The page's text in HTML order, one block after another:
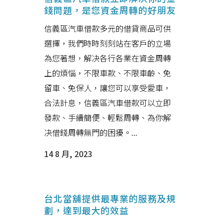
錢問題，是您資金周轉的好朋友
信義區汽車借款多元的借貸商品可供
選擇，我們時時刻刻站在客戶的立場
為您著想，解决各行各業在資金周轉
上的煩惱，不限車款、不限車齡、免
留車、免保人，讓您可以享受愛車，
合法計息，信義區汽車借款可以立即
發款、手續簡便、輕鬆周轉、為你解
决借錢周轉無門的困擾。...
14 8 月, 2023
台北當舖提供最專業的服務及規
劃，達到最大的效益